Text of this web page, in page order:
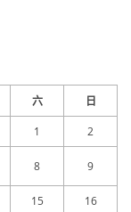
六 日
1 2
8 9
15
16